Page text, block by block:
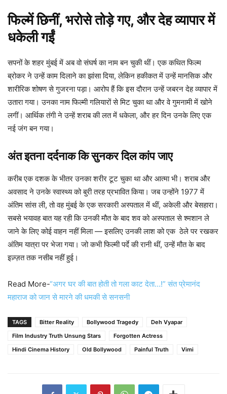
फिल्में छिनीं, भरोसे तोड़े गए, और देह व्यापार में
धकेली गईं
सपनों के शहर मुंबई में अब वो संघर्ष का नाम बन चुकी थीं। एक कथित फिल्म
ब्रोकर ने उन्हें काम दिलाने का झांसा दिया, लेकिन हकीकत में उन्हें मानसिक और
शारीरिक शोषण से गुजरना पड़ा। आरोप हैं कि इस दौरान उन्हें जबरन देह व्यापार में
उतारा गया। उनका नाम फिल्मी गलियारों से मिट चुका था और वे गुमनामी में खोने
लगीं। आर्थिक तंगी ने उन्हें शराब की लत में धकेला, और हर दिन उनके लिए एक
नई जंग बन गया।
अंत इतना दर्दनाक कि सुनकर दिल कांप जाए
करीब एक दशक के भीतर उनका शरीर टूट चुका था और आत्मा भी। शराब और
अवसाद ने उनके स्वास्थ्य को बुरी तरह प्रभावित किया। जब उन्होंने 1977 में
अंतिम सांस ली, तो वह मुंबई के एक सरकारी अस्पताल में थीं, अकेली और बेसहारा।
सबसे भयावह बात यह रही कि उनकी मौत के बाद शव को अस्पताल से श्मशान ले
जाने के लिए कोई वाहन नहीं मिला — इसलिए उनकी लाश को एक ठेले पर रखकर
अंतिम यात्रा पर भेजा गया। जो कभी फिल्मी पर्दे की रानी थीं, उन्हें मौत के बाद
इज़्ज़त तक नसीब नहीं हुई।
Read More-“अगर घर की बात होती तो गला काट देता…!” संत प्रेमानंद
महाराज को जान से मारने की धमकी से सनसनी
TAGS Bitter Reality Bollywood Tragedy
Deh Vyapar
Film Industry Truth Unsung Stars
Forgotten Actress
Hindi Cinema History
Old Bollywood Painful Truth Vimi